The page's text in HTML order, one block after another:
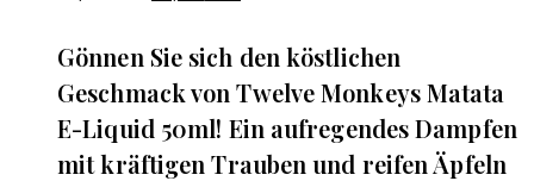
war:
24,90 CHF
ist:
19,90 CHF.
Gönnen Sie sich den köstlichen
Geschmack von Twelve Monkeys Matata
E-Liquid 50ml! Ein aufregendes Dampfen
mit kräftigen Trauben und reifen Äpfeln